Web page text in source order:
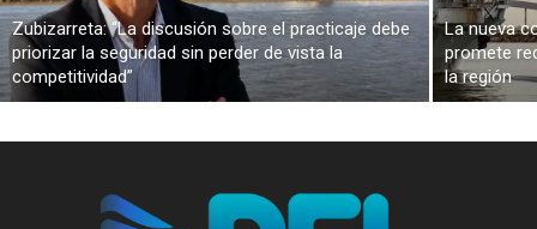
Zubizarreta: “La discusión sobre el practicaje debe
priorizar la seguridad sin perder de vista la
competitividad”
La nueva
promete
la región